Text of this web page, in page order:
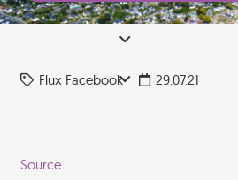
Flux Facebook 29.07.21
Source